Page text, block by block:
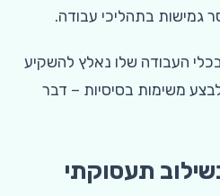
גמישות בתהליכי עבודה.
העבודה שלו נאלץ להשקיע
משימות בסיסיות – דבר
תעסוקתי